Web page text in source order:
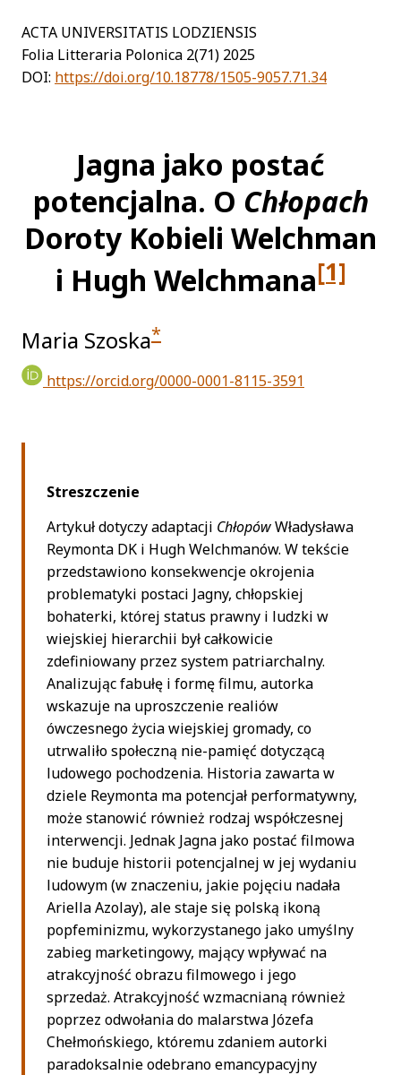
ACTA UNIVERSITATIS LODZIENSIS
Folia Litteraria Polonica 2(71) 2025
DOI: https://doi.org/10.18778/1505-9057.71.34
Jagna jako postać
potencjalna. O Chłopach
Doroty Kobieli Welchman
i Hugh Welchmana[1]
Maria Szoska*
https://orcid.org/0000-0001-8115-3591
Streszczenie
Artykuł dotyczy adaptacji ChłopówWładysława
Reymonta DK i Hugh Welchmanów. W tekście
przedstawiono konsekwencje okrojenia
problematyki postaci Jagny, chłopskiej
bohaterki, której status prawny i ludzki w
wiejskiej hierarchii był całkowicie
zdefiniowany przez system patriarchalny.
Analizując fabułę i formę filmu, autorka
wskazuje na uproszczenie realiów
ówczesnego życia wiejskiej gromady, co
utrwaliło społeczną nie-pamięć dotyczącą
ludowego pochodzenia. Historia zawarta w
dziele Reymonta ma potencjał performatywny,
może stanowić również rodzaj współczesnej
interwencji. Jednak Jagna jako postać filmowa
nie buduje historii potencjalnej w jej wydaniu
ludowym (w znaczeniu, jakie pojęciu nadała
Ariella Azolay), ale staje się polską ikoną
popfeminizmu, wykorzystanego jako umyślny
zabieg marketingowy, mający wpływać na
atrakcyjność obrazu filmowego i jego
sprzedaż. Atrakcyjność wzmacnianą również
poprzez odwołania do malarstwa Józefa
Chełmońskiego, któremu zdaniem autorki
paradoksalnie odebrano emancypacyjny